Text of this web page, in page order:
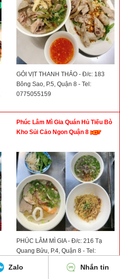
GỎI VỊT THANH THẢO - Đ/c: 183
Bông Sao, P.5, Quận 8 - Tel:
0775055159
Phúc Lâm Mì Gia Quán Hủ Tiếu Bò
Kho Sủi Cảo Ngon Quận 8
PHÚC LÂM MÌ GIA - Đ/c: 216 Tạ
Quang Bửu, P.4, Quận 8 - Tel:
Zalo Nhắn tin